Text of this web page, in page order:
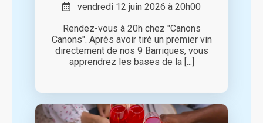
vendredi 12 juin 2026 à 20h00
Rendez-vous à 20h chez "Canons
Canons". Après avoir tiré un premier vin
directement de nos 9 Barriques, vous
apprendrez les bases de la [...]